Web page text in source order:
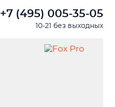
+7 (495) 005-35-05
10-21 без выходных